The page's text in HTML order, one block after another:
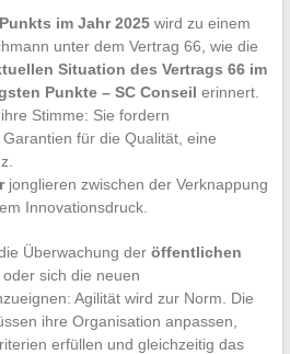
im Jahr 2025wird zu einem
unter dem Vertrag 66, wie die
Situation des Vertrags 66 im
Punkte – SC Conseil erinnert.
Stimme: Sie fordern
für die Qualität, eine
jonglieren zwischen der Verknappung
Innovationsdruck.
Überwachung der öffentlichen
sich die neuen
Agilität wird zur Norm. Die
ihre Organisation anpassen,
erfüllen und gleichzeitig das